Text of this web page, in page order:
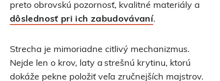
preto obrovskú pozornosť, kvalitné materiály a
dôslednosť pri ich zabudovávaní.
Strecha je mimoriadne citlivý mechanizmus.
Nejde len o krov, laty a strešnú krytinu, ktorú
dokáže pekne položiť veľa zručnejších majstrov.